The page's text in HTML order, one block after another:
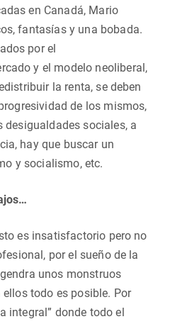
en Canadá, Mario
fantasías y una bobada.
por el
y el modelo neoliberal,
la renta, se deben
de los mismos,
desigualdades sociales, a
hay que buscar un
y socialismo, etc.
es insatisfactorio pero no
por el sueño de la
unos monstruos
todo es posible. Por
integral” donde todo el